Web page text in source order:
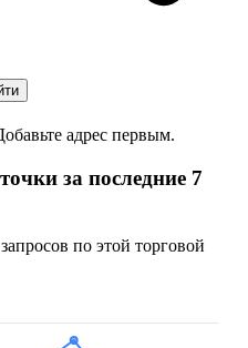
адрес первым.
за последние 7
по этой торговой